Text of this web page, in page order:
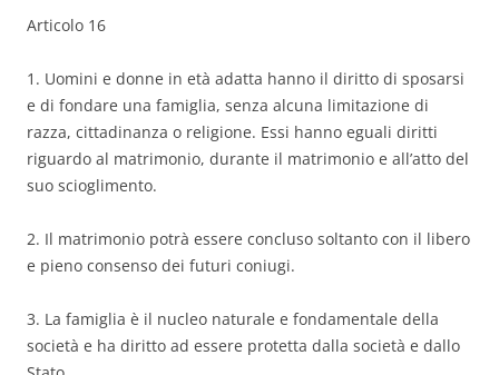
Articolo 16
1. Uomini e donne in età adatta hanno il diritto di sposarsi
e di fondare una famiglia, senza alcuna limitazione di
razza, cittadinanza o religione. Essi hanno eguali diritti
riguardo al matrimonio, durante il matrimonio e all’atto del
suo scioglimento.
2. Il matrimonio potrà essere concluso soltanto con il libero
e pieno consenso dei futuri coniugi.
3. La famiglia è il nucleo naturale e fondamentale della
società e ha diritto ad essere protetta dalla società e dallo